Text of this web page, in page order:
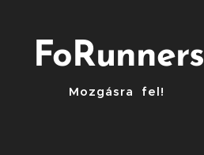
FoRunners
Mozgásra fel!